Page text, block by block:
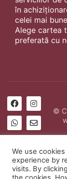
în
celei mai
Alege cartea
preferată cu
©
We use
experience by
visits. By